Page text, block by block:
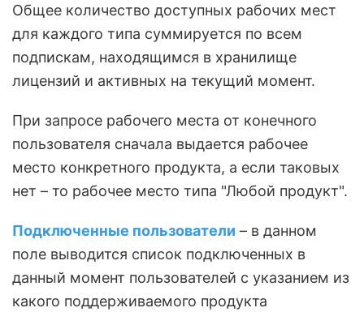
Общее количество доступных рабочих мест
для каждого типа суммируется по всем
подпискам, находящимся в хранилище
лицензий и активных на текущий момент.
При запросе рабочего места от конечного
пользователя сначала выдается рабочее
место конкретного продукта, а если таковых
нет – то рабочее место типа "Любой продукт".
Подключенные пользователи – в данном
поле выводится список подключенных в
данный момент пользователей с указанием из
какого поддерживаемого продукта